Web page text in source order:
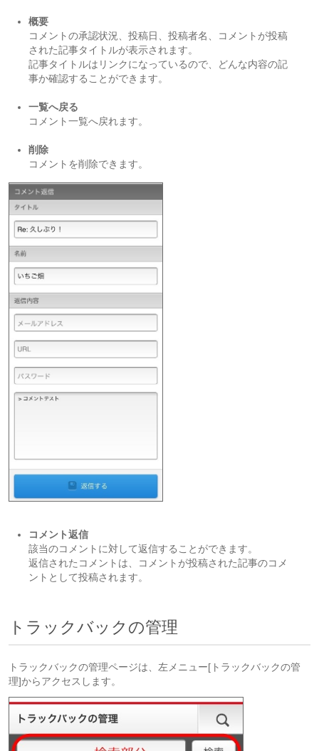
概要
コメントの承認状況、投稿日、投稿者名、コメントが投稿
された記事タイトルが表示されます。
記事タイトルはリンクになっているので、どんな内容の記
事か確認することができます。
一覧へ戻る
コメント一覧へ戻れます。
削除
コメントを削除できます。
コメント返信
該当のコメントに対して返信することができます。
返信されたコメントは、コメントが投稿された記事のコメ
ントとして投稿されます。
トラックバックの管理
トラックバックの管理ページは、左メニュー[トラックバックの管
理]からアクセスします。